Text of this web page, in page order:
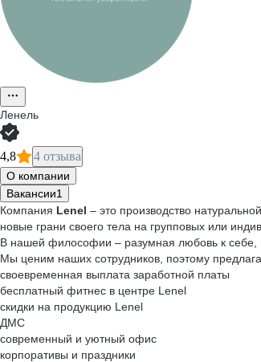
Ленель
4,8 4 отзыва
О компании
Вакансии1
Компания Lenel – это производство
новые грани своего тела на групповых или
В нашей философии – разумная любовь к себе,
Мы ценим наших сотрудников, поэтому
своевременная выплата заработной платы
бесплатный фитнес в центре Lenel
скидки на продукцию Lenel
ДМС
современный и уютный офис
корпоративы и праздники